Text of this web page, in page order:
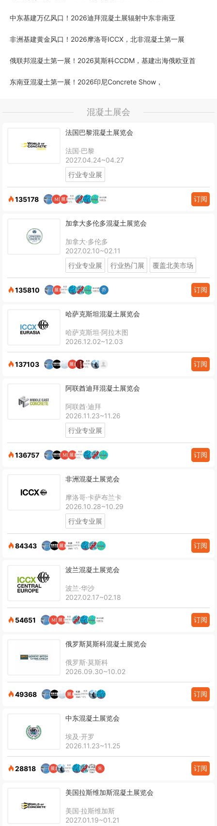
中东基建万亿风口！2026迪拜混凝土展辐射中东非南亚
非洲基建黄金风口！2026摩洛哥ICCX，北非混凝土第一展
俄联邦混凝土第一展！2026莫斯科CCDM，基建出海俄欧亚首
东南亚混凝土第一展！2026印尼Concrete Show，
混凝土展会
法国巴黎混凝土展览会
法国·巴黎
2027.04.24~04.27
行业专业展
135178 订阅
加拿大多伦多混凝土展览会
加拿大·多伦多
2027.02.10~02.11
行业专业展
行业热门展 覆盖北美市场
135810 订阅
哈萨克斯坦混凝土展览会
哈萨克斯坦·阿拉木图
2026.12.02~12.03
137103 订阅
阿联酋迪拜混凝土展览会
阿联酋·迪拜
2026.11.23~11.26
行业专业展
136757 订阅
非洲混凝土展览会
摩洛哥·卡萨布兰卡
2026.10.28~10.29
行业专业展
84343 订阅
波兰混凝土展览会
波兰·华沙
2027.02.17~02.18
54651 订阅
俄罗斯莫斯科混凝土展览会
俄罗斯·莫斯科
2026.09.30~10.02
49368 订阅
中东混凝土展览会
埃及·开罗
2026.11.23~11.25
28818 订阅
美国拉斯维加斯混凝土展览会
美国·拉斯维加斯
2027.01.19~01.21